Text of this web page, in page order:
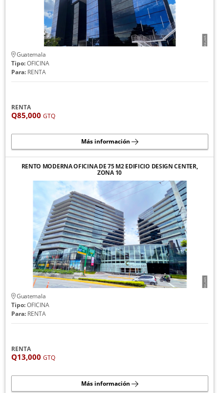
Guatemala
Tipo:OFICINA
Para:RENTA
RENTA
Q85,000 GTQ
Más información
RENTO MODERNA OFICINA DE 75 M2 EDIFICIO DESIGN CENTER,
ZONA 10
Guatemala
Tipo:OFICINA
Para:RENTA
RENTA
Q13,000 GTQ
Más información